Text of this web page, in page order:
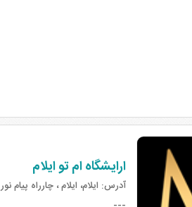
ارایشگاه ام تو ایلام
آدرس: ایلام، ایلام ، چارراه پیام نور